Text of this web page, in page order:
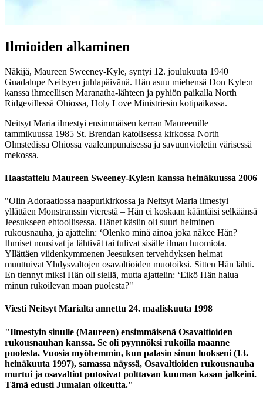
Ilmioiden alkaminen
Näkijä, Maureen Sweeney-Kyle, syntyi 12. joulukuuta 1940
Guadalupe Neitsyen juhlapäivänä. Hän asuu miehensä Don Kyle:n
kanssa ihmeellisen Maranatha-lähteen ja pyhiön paikalla North
Ridgevillessä Ohiossa, Holy Love Ministriesin kotipaikassa.
Neitsyt Maria ilmestyi ensimmäisen kerran Maureenille
tammikuussa 1985 St. Brendan katolisessa kirkossa North
Olmstedissa Ohiossa vaaleanpunaisessa ja savuunvioletin värisessä
mekossa.
Haastattelu Maureen Sweeney-Kyle:n kanssa heinäkuussa 2006
"Olin Adoraatiossa naapurikirkossa ja Neitsyt Maria ilmestyi
yllättäen Monstranssin vierestä – Hän ei koskaan kääntäisi selkäänsä
Jeesukseen ehtoollisessa. Hänet käsiin oli suuri helminen
rukousnauha, ja ajattelin: ‘Olenko minä ainoa joka näkee Hän?
Ihmiset nousivat ja lähtivät tai tulivat sisälle ilman huomiota.
Yllättäen viidenkymmenen Jeesuksen tervehdyksen helmat
muuttuivat Yhdysvaltojen osavaltioiden muotoiksi. Sitten Hän lähti.
En tiennyt miksi Hän oli siellä, mutta ajattelin: ‘Eikö Hän halua
minun rukoilevan maan puolesta?"
Viesti Neitsyt Marialta annettu 24. maaliskuuta 1998
"Ilmestyin sinulle (Maureen) ensimmäisenä Osavaltioiden
rukousnauhan kanssa. Se oli pyynnöksi rukoilla maanne
puolesta. Vuosia myöhemmin, kun palasin sinun luokseni (13.
heinäkuuta 1997), samassa näyssä, Osavaltioiden rukousnauha
murtui ja osavaltiot putosivat polttavan kuuman kasan jalkeini.
Tämä edusti Jumalan oikeutta."